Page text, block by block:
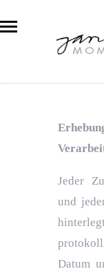
Jeder
und
Datum